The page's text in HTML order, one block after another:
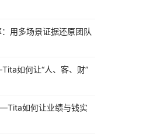
用多场景证据还原团队
如何让“人、客、财”
如何让业绩与钱实